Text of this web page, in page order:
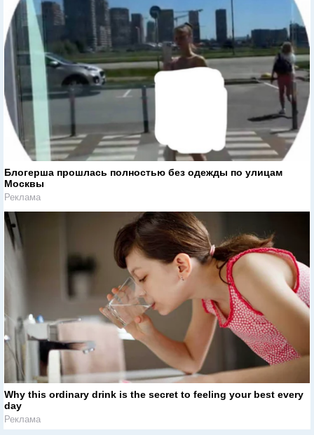
Блогерша прошлась полностью без одежды по улицам
Москвы
Реклама
Why this ordinary drink is the secret to feeling your best every
day
Реклама